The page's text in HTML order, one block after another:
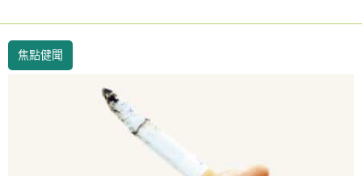
焦點健聞